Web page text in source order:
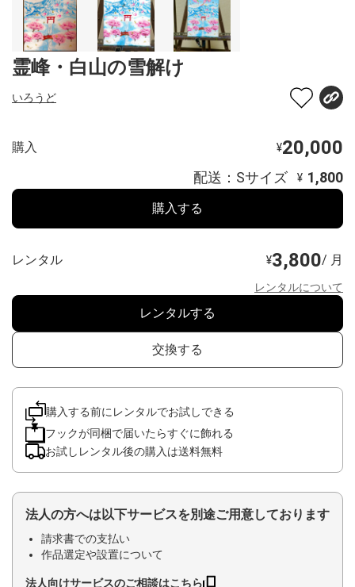
霊峰・白山の雪解け
いろうど
購入 ¥20,000
配送：Sサイズ ¥ 1,800
購入する
レンタル ¥3,800/ 月
レンタルについて
レンタルする
交換する
購入する前にレンタルでお試しできる
フックが同梱で届いたらすぐに飾れる
お試しレンタル後の購入は送料無料
法人の方へは以下サービスを別途ご用意しております
請求書での支払い
作品選定や設置について
法人向けサービスのご相談はこちら